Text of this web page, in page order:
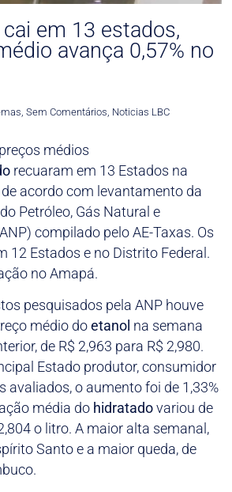
em 13 estados,
avança 0,57% no
, Sem Comentários, Noticias LBC
médios
recuaram em 13 Estados na
acordo com levantamento da
Petróleo, Gás Natural e
compilado pelo AE-Taxas. Os
12 Estados e no Distrito Federal.
no Amapá.
pesquisados pela ANP houve
médio doetanol na semana
de R$ 2,963 para R$ 2,980.
Estado produtor, consumidor
avaliados, o aumento foi de 1,33%
média do hidratadovariou de
o litro. A maior alta semanal,
Santo e a maior queda, de